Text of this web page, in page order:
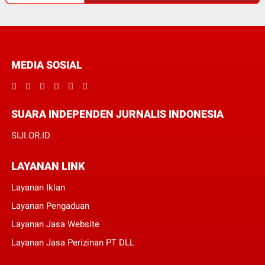
MEDIA SOSIAL
SUARA INDEPENDEN JURNALIS INDONESIA
SIJI.OR.ID
LAYANAN LINK
Layanan Iklan
Layanan Pengaduan
Layanan Jasa Website
Layanan Jasa Perizinan PT DLL